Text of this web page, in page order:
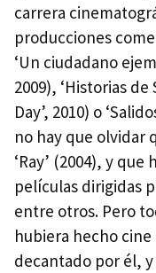
carrera
producciones
‘Un ciudadano
2009), ‘Historias
Day’, 2010) o
no hay que olvidar
‘Ray’ (2004), y
películas dirigidas
entre otros. Pero
hubiera hecho cine
decantado por él,